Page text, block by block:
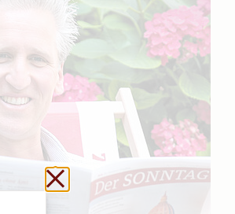
Schließen ohne zu